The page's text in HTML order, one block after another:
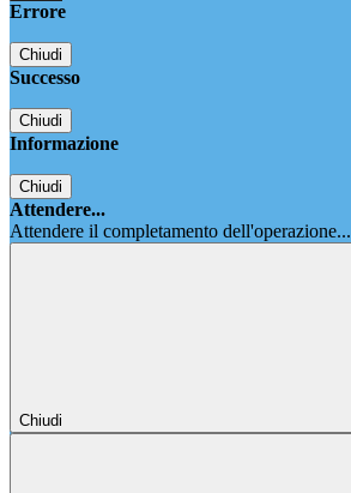
Errore
Chiudi
Successo
Chiudi
Informazione
Chiudi
Attendere...
Attendere il completamento dell'operazione...
Chiudi